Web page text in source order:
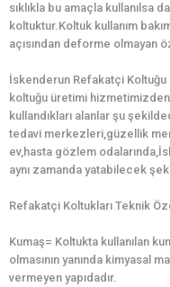
sıklıkla bu amaçla kullanılsa
koltuktur.Koltuk kullanım
açısından deforme olmayan
İskenderun Refakatçi Koltuğu
koltuğu üretimi
kullandıkları alanlar şu
tedavi merkezleri,güzellik
ev,hasta gözlem
aynı zamanda yatabilecek
Refakatçi Koltukları Teknik
Kumaş= Koltukta kullanılan
olmasının yanında kimyasal
vermeyen yapıdadır.